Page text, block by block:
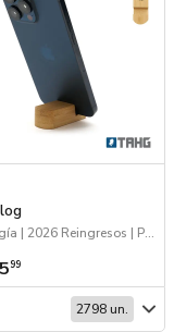
Tecnología | 2026 Reingresos | Próximos Arribos | Escritorio
99
2798 un.